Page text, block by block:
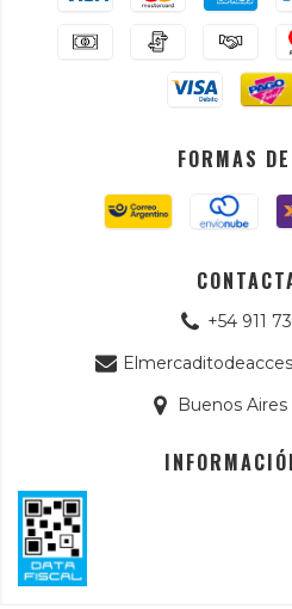
FORMAS
+54 911
Buenos